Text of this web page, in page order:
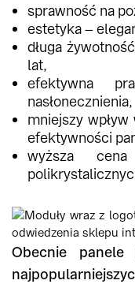
sprawność na
estetyka –
długa
lat,
efektywna
nasłonecznienia,
mniejszy
efektywności
wyższa
Obecnie panele